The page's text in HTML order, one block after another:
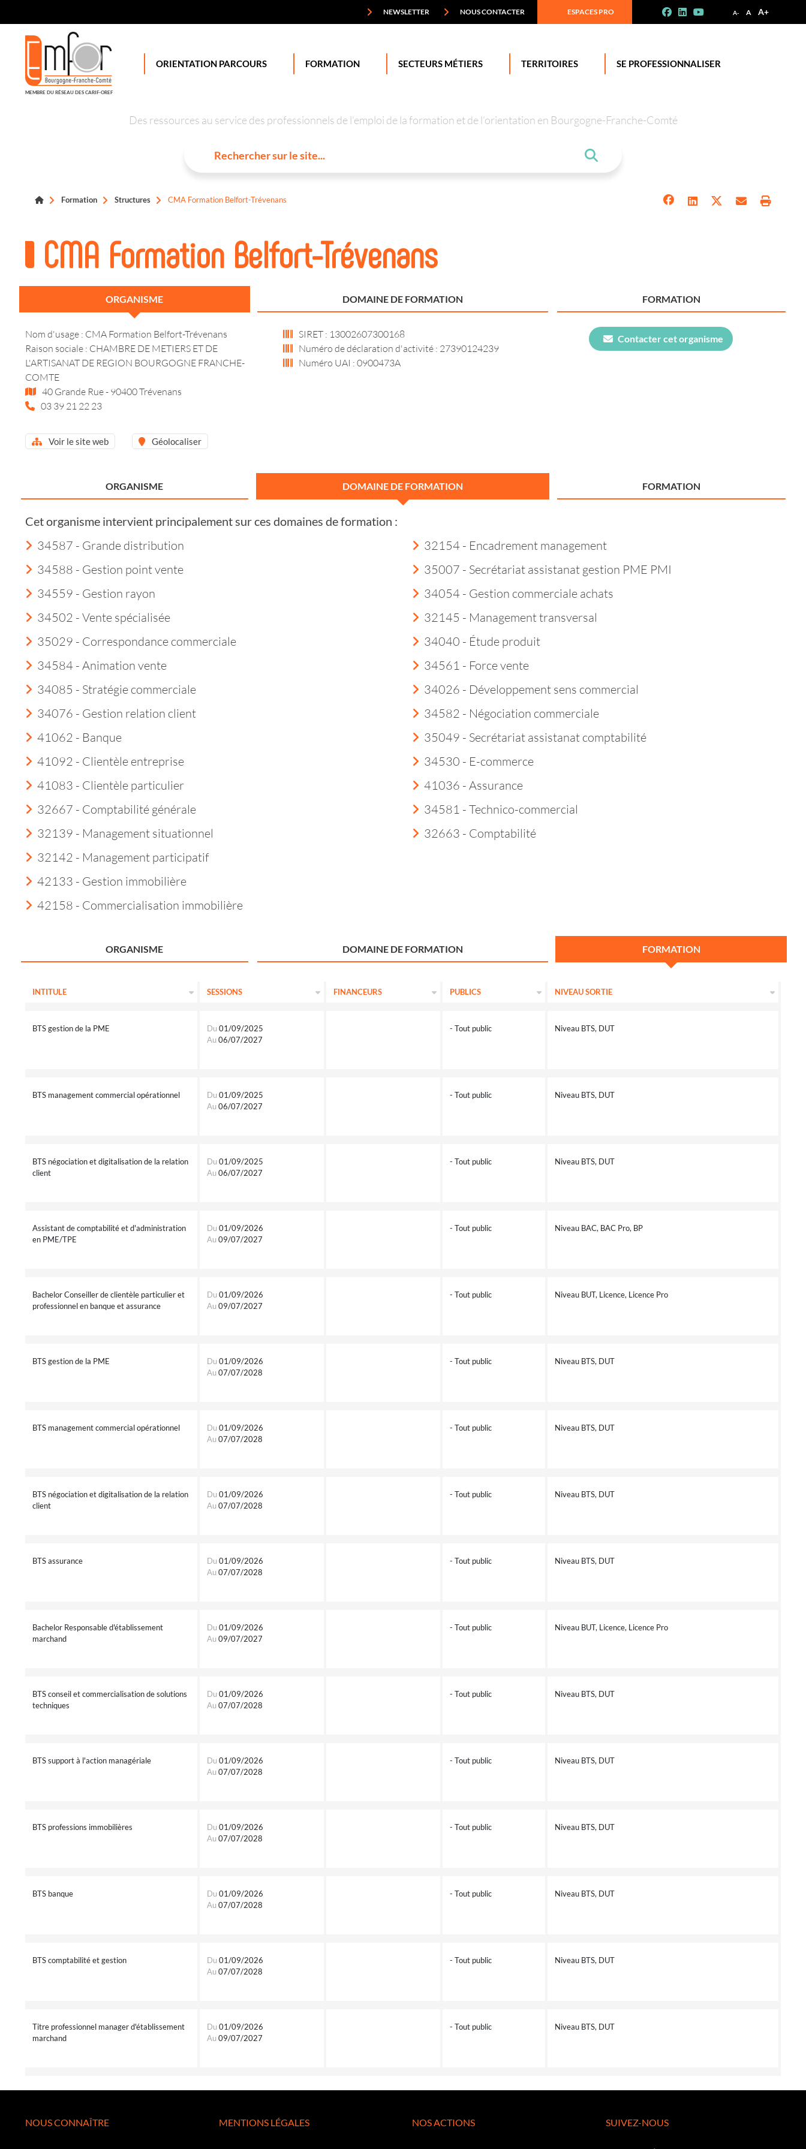
A- A A+
NEWSLETTER NOUS CONTACTER ESPACES PRO
MEMBRE DU RÉSEAU DES CARIF-OREF
ORIENTATION PARCOURS FORMATION SECTEURS MÉTIERS TERRITOIRES SE PROFESSIONNALISER
Des ressources au service des professionnels de l’emploi de la formation et de l’orientation en Bourgogne-Franche-Comté
Formation Structures CMA Formation Belfort-Trévenans
CMA Formation Belfort-Trévenans
ORGANISME DOMAINE DE FORMATION FORMATION
Nom d'usage : CMA Formation Belfort-Trévenans
Raison sociale : CHAMBRE DE METIERS ET DE
L'ARTISANAT DE REGION BOURGOGNE FRANCHE-
COMTE
40 Grande Rue - 90400 Trévenans
03 39 21 22 23
SIRET : 13002607300168
Numéro de déclaration d'activité : 27390124239
Numéro UAI : 0900473A
Voir le site web Géolocaliser
Contacter cet organisme
ORGANISME DOMAINE DE FORMATION FORMATION
Cet organisme intervient principalement sur ces domaines de formation :
34587 - Grande distribution
34588 - Gestion point vente
34559 - Gestion rayon
34502 - Vente spécialisée
32154 - Encadrement management
35007 - Secrétariat assistanat gestion PME PMI
34054 - Gestion commerciale achats
32145 - Management transversal
35029 - Correspondance commerciale
34584 - Animation vente
34085 - Stratégie commerciale
34076 - Gestion relation client
34040 - Étude produit
34561 - Force vente
34026 - Développement sens commercial
34582 - Négociation commerciale
41062 - Banque
41092 - Clientèle entreprise
41083 - Clientèle particulier
32667 - Comptabilité générale
35049 - Secrétariat assistanat comptabilité
34530 - E-commerce
41036 - Assurance
34581 - Technico-commercial
32139 - Management situationnel
32142 - Management participatif
42133 - Gestion immobilière
42158 - Commercialisation immobilière
32663 - Comptabilité
ORGANISME DOMAINE DE FORMATION FORMATION
INTITULE SESSIONS FINANCEURS PUBLICS NIVEAU SORTIE
BTS gestion de la PME Du 01/09/2025
Au 06/07/2027
- Tout public Niveau BTS, DUT
BTS management commercial opérationnel Du 01/09/2025
Au 06/07/2027
- Tout public Niveau BTS, DUT
BTS négociation et digitalisation de la relation
client
Du 01/09/2025
Au 06/07/2027
- Tout public Niveau BTS, DUT
Assistant de comptabilité et d'administration
en PME/TPE
Du 01/09/2026
Au 09/07/2027
- Tout public Niveau BAC, BAC Pro, BP
Bachelor Conseiller de clientèle particulier et
professionnel en banque et assurance
Du 01/09/2026
Au 09/07/2027
- Tout public Niveau BUT, Licence, Licence Pro
BTS gestion de la PME Du 01/09/2026
Au 07/07/2028
- Tout public Niveau BTS, DUT
BTS management commercial opérationnel Du 01/09/2026
Au 07/07/2028
- Tout public Niveau BTS, DUT
BTS négociation et digitalisation de la relation
client
Du 01/09/2026
Au 07/07/2028
- Tout public Niveau BTS, DUT
BTS assurance Du 01/09/2026
Au 07/07/2028
- Tout public Niveau BTS, DUT
Bachelor Responsable d'établissement
marchand
Du 01/09/2026
Au 09/07/2027
- Tout public Niveau BUT, Licence, Licence Pro
BTS conseil et commercialisation de solutions
techniques
Du 01/09/2026
Au 07/07/2028
- Tout public Niveau BTS, DUT
BTS support à l'action managériale Du 01/09/2026
Au 07/07/2028
- Tout public Niveau BTS, DUT
BTS professions immobilières Du 01/09/2026
Au 07/07/2028
- Tout public Niveau BTS, DUT
BTS banque Du 01/09/2026
Au 07/07/2028
- Tout public Niveau BTS, DUT
BTS comptabilité et gestion Du 01/09/2026
Au 07/07/2028
- Tout public Niveau BTS, DUT
Titre professionnel manager d'établissement
marchand
Du 01/09/2026
Au 09/07/2027
- Tout public Niveau BTS, DUT
NOUS CONNAÎTRE MENTIONS LÉGALES NOS ACTIONS SUIVEZ-NOUS